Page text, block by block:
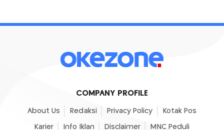
COMPANY PROFILE
About Us Redaksi Privacy Policy Kotak Pos
Karier Info Iklan Disclaimer MNC Peduli